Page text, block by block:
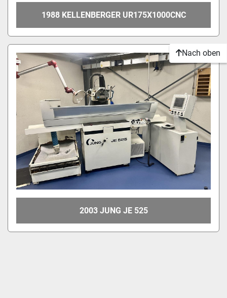
1988 KELLENBERGER UR175X1000CNC
2003 JUNG JE 525
Nach oben